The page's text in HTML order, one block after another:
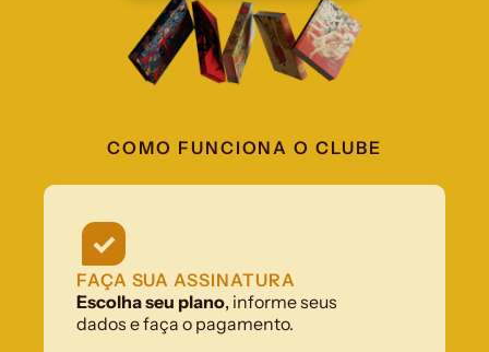
COMO FUNCIONA O CLUBE
FAÇA SUA ASSINATURA
Escolha seu plano, informe seus
dados e faça o pagamento.